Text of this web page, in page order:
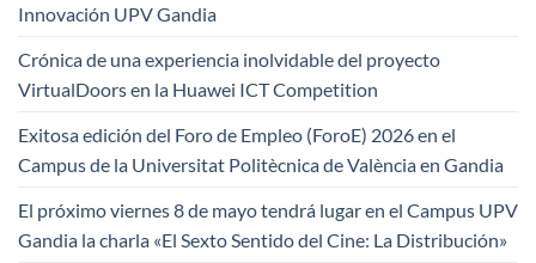
Innovación UPV Gandia
Crónica de una experiencia inolvidable del proyecto
VirtualDoors en la Huawei ICT Competition
Exitosa edición del Foro de Empleo (ForoE) 2026 en el
Campus de la Universitat Politècnica de València en Gandia
El próximo viernes 8 de mayo tendrá lugar en el Campus UPV
Gandia la charla «El Sexto Sentido del Cine: La Distribución»